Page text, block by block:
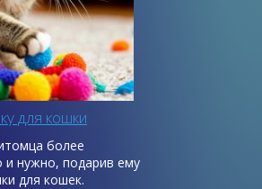
для кошки
более
нужно, подарив ему
для кошек.